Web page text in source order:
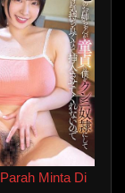
Minta Di